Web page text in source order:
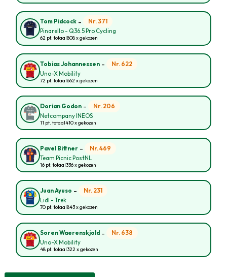
Tom Pidcock - Nr. 371
Pinarello - Q36.5 Pro Cycling
62 pt. totaal808 x gekozen
Tobias Johannessen - Nr. 622
Uno-X Mobility
72 pt. totaal662 x gekozen
Dorian Godon - Nr. 206
Netcompany INEOS
11 pt. totaal410 x gekozen
Pavel Bittner - Nr. 469
Team Picnic PostNL
16 pt. totaal336 x gekozen
Juan Ayuso - Nr. 231
Lidl - Trek
70 pt. totaal843 x gekozen
Soren Waerenskjold - Nr. 638
Uno-X Mobility
48 pt. totaal322 x gekozen